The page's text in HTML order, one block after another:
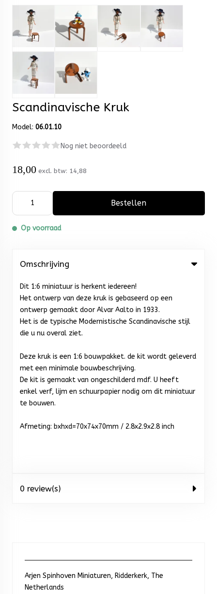
Scandinavische Kruk
Model: 06.01.10
Nog niet beoordeeld
18,00 excl. btw: 14,88
Bestellen
Op voorraad
Omschrijving
Dit 1:6 miniatuur is herkent iedereen!
Het ontwerp van deze kruk is gebaseerd op een
ontwerp gemaakt door Alvar Aalto in 1933.
Het is de typische Modernistische Scandinavische stijl
die u nu overal ziet.
Deze kruk is een 1:6 bouwpakket. de kit wordt geleverd
met een minimale bouwbeschrijving.
De kit is gemaakt van ongeschilderd mdf. U heeft
enkel verf, lijm en schuurpapier nodig om dit miniatuur
te bouwen.
Afmeting: bxhxd=70x74x70mm / 2.8x2.9x2.8 inch
0 review(s)
Arjen Spinhoven Miniaturen, Ridderkerk, The
Netherlands